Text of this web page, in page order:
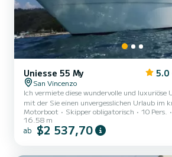
Uniesse 55 My 5.0
San Vincenzo
Ich vermiete diese wundervolle und luxuriöse
mit der Sie einen unvergesslichen Urlaub im
der Insel Elba verbringen können. Das Segeln mit dieser Yacht ist
ein Vergnügen, und zwar in unmittelbarer
Liegeplatz ist ein Traum! Das Boot liegt
Motorboot Skipper obligatorisch 10 Pers.
16.58 m
ab $2 537,70